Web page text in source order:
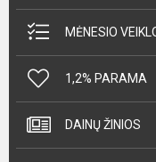
MĖNESIO
1,2% PARAMA
DAINŲ ŽINIOS